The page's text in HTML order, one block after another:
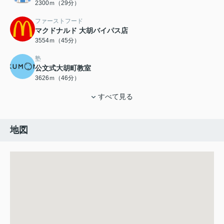
2300ｍ（29分）
ファーストフード
マクドナルド 大胡バイパス店
3554ｍ（45分）
塾
公文式大胡町教室
3626ｍ（46分）
すべて見る
地図